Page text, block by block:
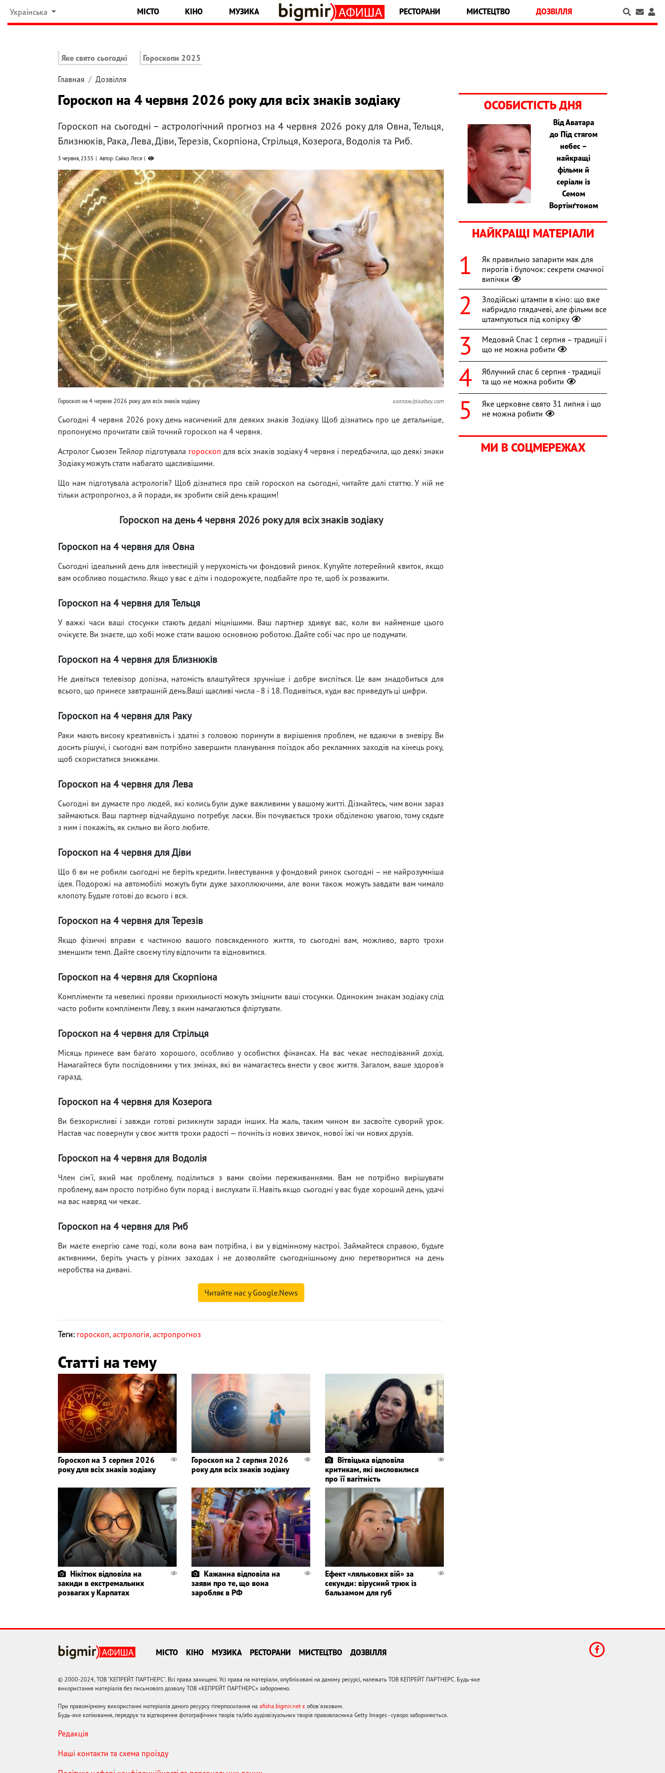
Українська МІСТО КІНО МУЗИКА РЕСТОРАНИ МИСТЕЦТВО ДОЗВІЛЛЯ
Яке свято сьогодні Гороскопи 2025
Главная Дозвілля
Гороскоп на 4 червня 2026 року для всіх знаків зодіаку
Гороскоп на сьогодні – астрологічний прогноз на 4 червня 2026 року для Овна, Тельця,
Близнюків, Рака, Лева, Діви, Терезів, Скорпіона, Стрільця, Козерога, Водолія та Риб.
3 червня, 23:55 Автор: Сайко Леся
Гороскоп на 4 червня 2026 року для всіх знаків зодіаку коллаж/pixabay.com
Сьогодні 4 червня 2026 року день насичений для деяких знаків Зодіаку. Щоб дізнатись про це детальніше,
пропонуємо прочитати свій точний гороскоп на 4 червня.
Астролог Сьюзен Тейлор підготувала гороскоп для всіх знаків зодіаку 4 червня і передбачила, що деякі знаки
Зодіаку можуть стати набагато щасливішими.
Що нам підготувала астрологія? Щоб дізнатися про свій гороскоп на сьогодні, читайте далі статтю. У ній не
тільки астропрогноз, а й поради, як зробити свій день кращим!
Гороскоп на день 4 червня 2026 року для всіх знаків зодіаку
Гороскоп на 4 червня для Овна
Сьогодні ідеальний день для інвестицій у нерухомість чи фондовий ринок. Купуйте лотерейний квиток, якщо
вам особливо пощастило. Якщо у вас є діти і подорожуєте, подбайте про те, щоб їх розважити.
Гороскоп на 4 червня для Тельця
У важкі часи ваші стосунки стають дедалі міцнішими. Ваш партнер здивує вас, коли ви найменше цього
очікуєте. Ви знаєте, що хобі може стати вашою основною роботою. Дайте собі час про це подумати.
Гороскоп на 4 червня для Близнюків
Не дивіться телевізор допізна, натомість влаштуйтеся зручніше і добре виспіться. Це вам знадобиться для
всього, що принесе завтрашній день.Ваші щасливі числа - 8 і 18. Подивіться, куди вас приведуть ці цифри.
Гороскоп на 4 червня для Раку
Раки мають високу креативність і здатні з головою поринути в вирішення проблем, не вдаючи в зневіру. Ви
досить рішучі, і сьогодні вам потрібно завершити планування поїздок або рекламних заходів на кінець року,
щоб скористатися знижками.
Гороскоп на 4 червня для Лева
Сьогодні ви думаєте про людей, які колись були дуже важливими у вашому житті. Дізнайтесь, чим вони зараз
займаються. Ваш партнер відчайдушно потребує ласки. Він почувається трохи обділеною увагою, тому сядьте
з ним і покажіть, як сильно ви його любите.
Гороскоп на 4 червня для Діви
Що б ви не робили сьогодні не беріть кредити. Інвестування у фондовий ринок сьогодні – не найрозумніша
ідея. Подорожі на автомобілі можуть бути дуже захоплюючими, але вони також можуть завдати вам чимало
клопоту. Будьте готові до всього і вся.
Гороскоп на 4 червня для Терезів
Якщо фізичні вправи є частиною вашого повсякденного життя, то сьогодні вам, можливо, варто трохи
зменшити темп. Дайте своєму тілу відпочити та відновитися.
Гороскоп на 4 червня для Скорпіона
Компліменти та невеликі прояви прихильності можуть зміцнити ваші стосунки. Одиноким знакам зодіаку слід
часто робити компліменти Леву, з яким намагаються фліртувати.
Гороскоп на 4 червня для Стрільця
Місяць принесе вам багато хорошого, особливо у особистих фінансах. На вас чекає несподіваний дохід.
Намагайтеся бути послідовними у тих змінах, які ви намагаєтесь внести у своє життя. Загалом, ваше здоров'я
гаразд.
Гороскоп на 4 червня для Козерога
Ви безкорисливі і завжди готові ризикнути заради інших. На жаль, таким чином ви засвоїте суворий урок.
Настав час повернути у своє життя трохи радості — почніть із нових звичок, нової їжі чи нових друзів.
Гороскоп на 4 червня для Водолія
Член сім'ї, який має проблему, поділиться з вами своїми переживаннями. Вам не потрібно вирішувати
проблему, вам просто потрібно бути поряд і вислухати її. Навіть якщо сьогодні у вас буде хороший день, удачі
на вас навряд чи чекає.
Гороскоп на 4 червня для Риб
Ви маєте енергію саме тоді, коли вона вам потрібна, і ви у відмінному настрої. Займайтеся справою, будьте
активними, беріть участь у різних заходах і не дозволяйте сьогоднішньому дню перетворитися на день
неробства на дивані.
Читайте нас у Google.News
Теги: гороскоп, астрологія, астропрогноз
Статті на тему
Гороскоп на 3 серпня 2026
року для всіх знаків зодіаку
Гороскоп на 2 серпня 2026
року для всіх знаків зодіаку
Вітвіцька відповіла
критикам, які висловилися
про її вагітність
Нікітюк відповіла на
закиди в екстремальних
розвагах у Карпатах
Кажанна відповіла на
заяви про те, що вона
заробляє в РФ
Ефект «лялькових вій» за
секунди: вірусний трюк із
бальзамом для губ
ОСОБИСТІСТЬ ДНЯ
Від Аватара
до Під стягом
небес –
найкращі
фільми й
серіали із
Семом
Вортінґтоном
НАЙКРАЩІ МАТЕРІАЛИ
Як правильно запарити мак для
пирогів і булочок: секрети смачної
випічки
Злодійські штампи в кіно: що вже
набридло глядачеві, але фільми все
штампуються під копірку
Медовий Спас 1 серпня – традиції і
що не можна робити
Яблучний спас 6 серпня - традиції
та що не можна робити
Яке церковне свято 31 липня і що
не можна робити
МИ В СОЦМЕРЕЖАХ
МІСТО КІНО МУЗИКА РЕСТОРАНИ МИСТЕЦТВО ДОЗВІЛЛЯ
© 2000-2024, ТОВ "КЕПРЕЙТ ПАРТНЕРС". Всі права захищені. Усі права на матеріали, опубліковані на даному ресурсі, належать ТОВ КЕПРЕЙТ ПАРТНЕРС. Будь-яке
використання матеріалів без письмового дозволу ТОВ «КЕПРЕЙТ ПАРТНЕРС» заборонено.
При правомірному використанні матеріалів даного ресурсу гіперпосилання на afisha.bigmir.net є обов'язковим.
Будь-яке копіювання, передрук та відтворення фотографічних творів та/або аудіовізуальних творів правовласника Getty Images - суворо забороняється.
Редакція
Наші контакти та схема проїзду